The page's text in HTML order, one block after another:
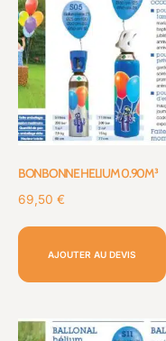
BONBONNE HELIUM 0.90M³
69,50 €
AJOUTER AU DEVIS